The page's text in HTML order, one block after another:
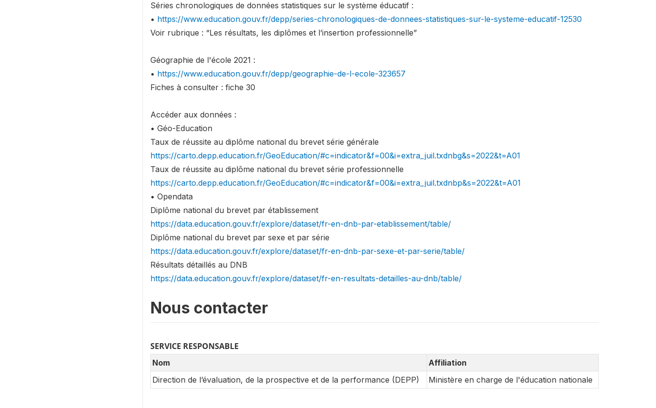
Séries chronologiques de données statistiques sur le système éducatif :
• https://www.education.gouv.fr/depp/series-chronologiques-de-donnees-statistiques-sur-le-systeme-educatif-12530
Voir rubrique : “Les résultats, les diplômes et l’insertion professionnelle”
Géographie de l'école 2021 :
• https://www.education.gouv.fr/depp/geographie-de-l-ecole-323657
Fiches à consulter : fiche 30
Accéder aux données :
• Géo-Education
Taux de réussite au diplôme national du brevet série générale
https://carto.depp.education.fr/GeoEducation/#c=indicator&f=00&i=extra_juil.txdnbg&s=2022&t=A01
Taux de réussite au diplôme national du brevet série professionnelle
https://carto.depp.education.fr/GeoEducation/#c=indicator&f=00&i=extra_juil.txdnbp&s=2022&t=A01
• Opendata
Diplôme national du brevet par établissement
https://data.education.gouv.fr/explore/dataset/fr-en-dnb-par-etablissement/table/
Diplôme national du brevet par sexe et par série
https://data.education.gouv.fr/explore/dataset/fr-en-dnb-par-sexe-et-par-serie/table/
Résultats détaillés au DNB
https://data.education.gouv.fr/explore/dataset/fr-en-resultats-detailles-au-dnb/table/
Nous contacter
SERVICE RESPONSABLE
Nom
Affiliation
Direction de l’évaluation, de la prospective et de la performance (DEPP)
Ministère en charge de l'éducation nationale